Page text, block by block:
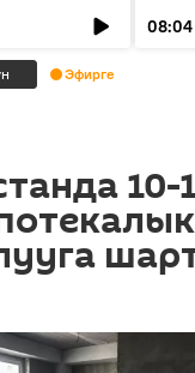
08:04
Эфирге